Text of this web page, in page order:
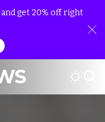
get 20% off right